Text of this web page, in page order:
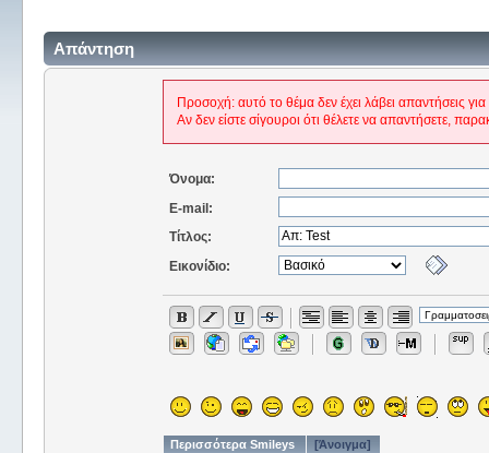
Απάντηση
Προσοχή: αυτό το θέμα δεν έχει λάβει απαντήσεις
Αν δεν είστε σίγουροι ότι θέλετε να απαντήσετε,
Όνομα:
E-mail:
Τίτλος:
Εικονίδιο:
Περισσότερα Smileys [Άνοιγμα]